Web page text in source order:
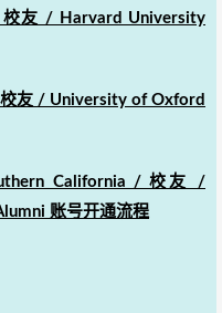
友 / Harvard University
友 / University of Oxford
California / 校友 /
账号开通流程